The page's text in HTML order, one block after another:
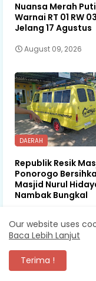
Nuansa Merah
Warnai RT 01 RW
Jelang 17 Agustus
August 09, 2026
DAERAH
Republik Resik
Ponorogo
Masjid Nurul
Nambak Bungkal
KOMENTAR
Our website uses
Baca Lebih Lanjut
Terima !